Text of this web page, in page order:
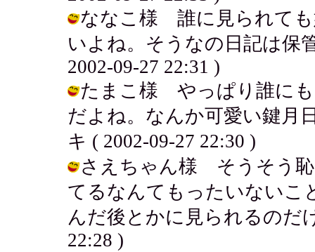
ななこ様 誰に見られても
いよね。そうなの日記は保
2002-09-27 22:31 )
たまこ様 やっぱり誰にも
だよね。なんか可愛い鍵月
キ ( 2002-09-27 22:30 )
さえちゃん様 そうそう恥
てるなんてもったいないこ
んだ後とかに見られるのだ
22:28 )